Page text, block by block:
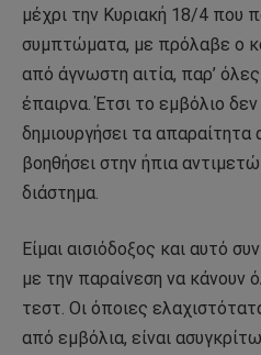
μέχρι την Κυριακή 18/4 που
συμπτώματα, με πρόλαβε ο
από άγνωστη αιτία, παρ’
έπαιρνα. Έτσι το εμβόλιο
δημιουργήσει τα
βοηθήσει στην ήπια
διάστημα.
Είμαι αισιόδοξος και αυτό
με την παραίνεση να κάνουν
τεστ. Οι όποιες
από εμβόλια, είναι